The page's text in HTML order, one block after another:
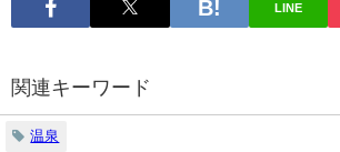
LINE
関連キーワード
温泉